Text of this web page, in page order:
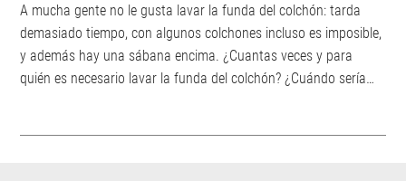
A mucha gente no le gusta lavar la funda del colchón: tarda
demasiado tiempo, con algunos colchones incluso es imposible,
y además hay una sábana encima. ¿Cuantas veces y para
quién es necesario lavar la funda del colchón? ¿Cuándo sería